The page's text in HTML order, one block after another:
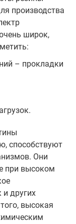
производства
широк,
– прокладки
способствуют
Они
при высоком
и других
высокая